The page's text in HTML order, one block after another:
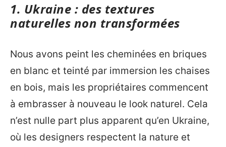
1. Ukraine : des textures
naturelles non transformées
Nous avons peint les cheminées en briques
en blanc et teinté par immersion les chaises
en bois, mais les propriétaires commencent
à embrasser à nouveau le look naturel. Cela
n’est nulle part plus apparent qu’en Ukraine,
où les designers respectent la nature et